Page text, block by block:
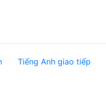
Tiếng Anh giao tiếp